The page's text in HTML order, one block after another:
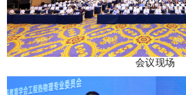
会议现场